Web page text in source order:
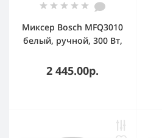
Миксер Bosch MFQ3010
белый, ручной, 300 Вт,
2 445.00р.